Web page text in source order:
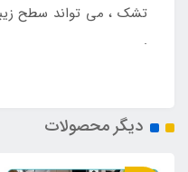
تشک ، می تواند سطح
.
دیگر محصولات